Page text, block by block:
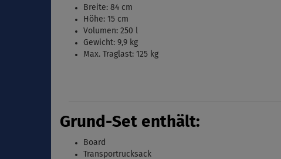
Breite: 84 cm
Höhe: 15 cm
Volumen: 250 l
Gewicht: 9,9 kg
Max. Traglast: 125 kg
Grund-Set enthält:
Board
Transportrucksack